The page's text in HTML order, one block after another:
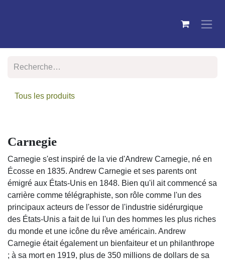
Tous les produits
-70 %
Carnegie
Carnegie s'est inspiré de la vie d'Andrew Carnegie, né
en Écosse en 1835. Andrew Carnegie et ses parents
ont émigré aux États-Unis en 1848. Bien qu'il ait
commencé sa carrière comme télégraphiste, son rôle
comme l'un des principaux acteurs de l'essor de
l'industrie sidérurgique des États-Unis a fait de lui l'un
des hommes les plus riches du monde et une icône du
rêve américain. Andrew Carnegie était également un
bienfaiteur et un philanthrope ; à sa mort en 1919, plus